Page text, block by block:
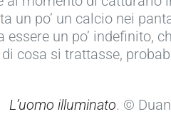
un po’ un calcio nei
un po’ indefinito,
cosa si trattasse,
L’uomo illuminato. ©